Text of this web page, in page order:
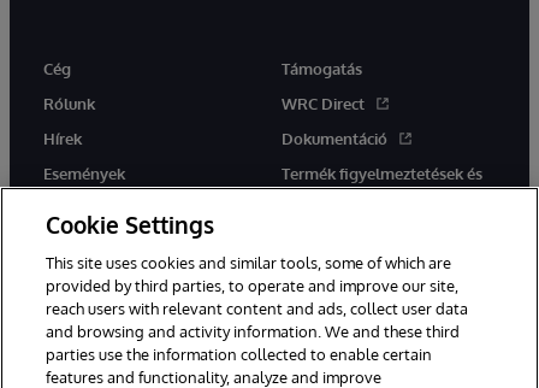
Cég
Rólunk
Hírek
Események
Támogatás
WRC Direct
Dokumentáció
Termék figyelmeztetések és
tanácsok
Ez a weboldal gépi fordítást használ. Bármilyen fordítási konfliktus
Cookie Settings
This site uses cookies and similar tools, some of which are
provided by third parties, to operate and improve our site,
reach users with relevant content and ads, collect user data
and browsing and activity information. We and these third
parties use the information collected to enable certain
features and functionality, analyze and improve